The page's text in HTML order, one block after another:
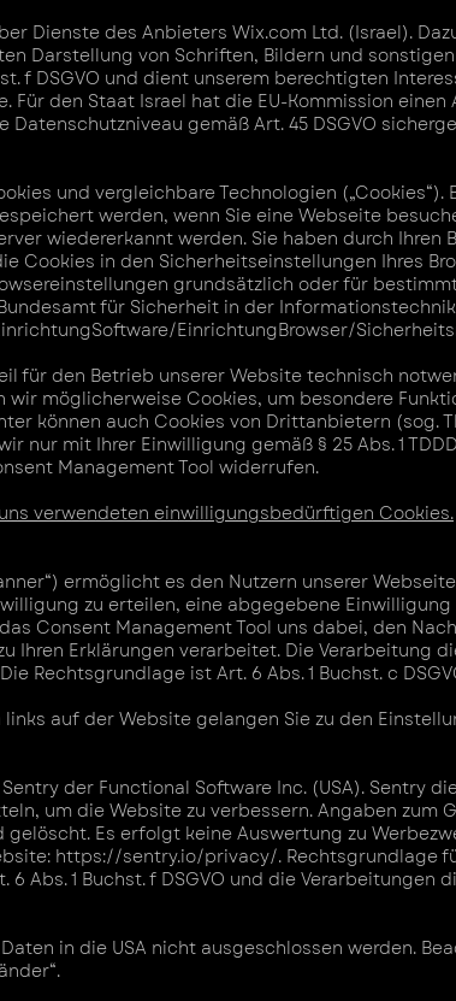
Dienste des Anbieters Wix.com Ltd. (Israel).
Darstellung von Schriften, Bildern und
f DSGVO und dient unserem berechtigten
Für den Staat Israel hat die EU-Kommission
Datenschutzniveau gemäß Art. 45 DSGVO
und vergleichbare Technologien
werden, wenn Sie eine Webseite
wiedererkannt werden. Sie haben durch Ihren
Cookies in den Sicherheitseinstellungen Ihres
grundsätzlich oder für
für Sicherheit in der
EinrichtungBrowser/
für den Betrieb unserer Website technisch
wir möglicherweise Cookies, um besondere
können auch Cookies von Drittanbietern (sog.
nur mit Ihrer Einwilligung gemäß § 25 Abs. 1
Management Tool widerrufen.
verwendeten einwilligungsbedürftigen Cookies.
ermöglicht es den Nutzern unserer
zu erteilen, eine abgegebene
Consent Management Tool uns dabei, den
Ihren Erklärungen verarbeitet. Die Verarbeitung
Rechtsgrundlage ist Art. 6 Abs. 1 Buchst. c DSGVO
auf der Website gelangen Sie zu den
der Functional Software Inc. (USA). Sentry
um die Website zu verbessern. Angaben zum
Es erfolgt keine Auswertung zu
https://sentry.io/privacy/. Rechtsgrundlage
Abs. 1 Buchst. f DSGVO und die Verarbeitungen
in die USA nicht ausgeschlossen werden.